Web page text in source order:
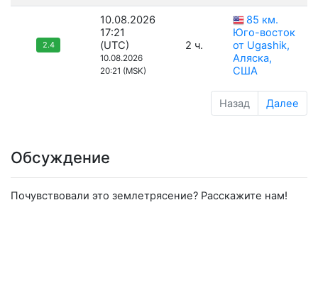
2.4
10.08.2026
17:21
(UTC)
10.08.2026
20:21 (MSK)
2 ч.
85 км.
Юго-восток
от Ugashik,
Аляска,
США
Назад Далее
Обсуждение
Почувствовали это землетрясение? Расскажите нам!